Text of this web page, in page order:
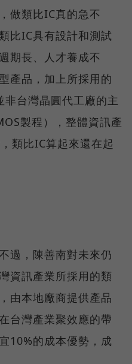
做類比IC真的急不
比IC具有設計和測試
期長、人才養成不
產品，加上所採用的
台灣晶圓代工廠的主
製程），整體資訊產
類比IC算起來還在起
過，陳善南對未來仍
資訊產業所採用的類
由本地廠商提供產品
台灣產業聚效應的帶
10%的成本優勢，成